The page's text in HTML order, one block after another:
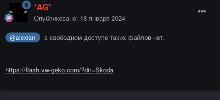
*AG*
Опубликовано: 18 января 2024
@alexlan в свободном доступе таких файлов нет.
https://flash.vw-geko.com/?dir=Skoda